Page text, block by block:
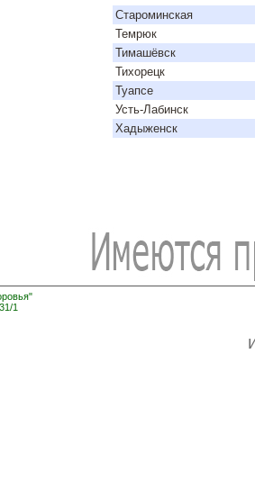
Староминская
Темрюк
Тимашёвск
Тихорецк
Туапсе
Усть-Лабинск
Хадыженск
1